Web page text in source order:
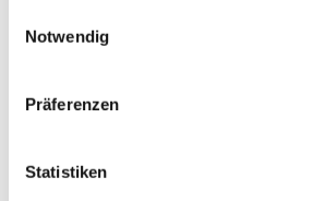
Notwendig
Präferenzen
Statistiken